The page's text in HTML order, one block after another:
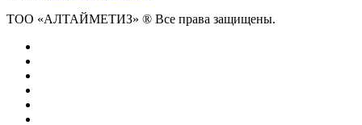
ТОО «АЛТАЙМЕТИЗ» ® Все права защищены.